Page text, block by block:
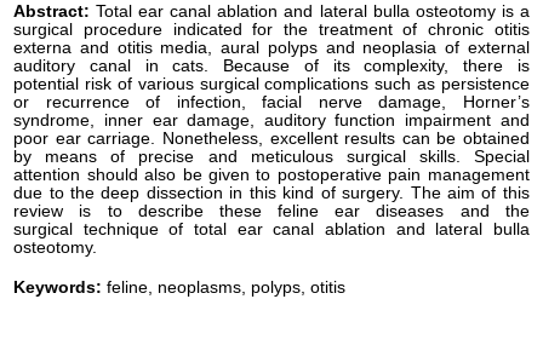
Abstract: Total ear canal ablation and lateral bulla osteotomy is a
surgical procedure indicated for the treatment of chronic otitis
externa and otitis media, aural polyps and neoplasia of external
auditory canal in cats. Because of its complexity, there is
potential risk of various surgical complications such as persistence
or recurrence of infection, facial nerve damage, Horner’s
syndrome, inner ear damage, auditory function impairment and
poor ear carriage. Nonetheless, excellent results can be obtained
by means of precise and meticulous surgical skills. Special
attention should also be given to postoperative pain management
due to the deep dissection in this kind of surgery. The aim of this
review is to describe these feline ear diseases and the
surgical technique of total ear canal ablation and lateral bulla
osteotomy.
Keywords: feline, neoplasms, polyps, otitis